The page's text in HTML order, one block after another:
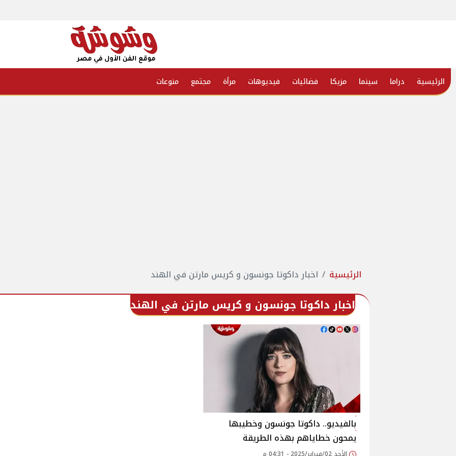
الرئيسية دراما سينما مزيكا فضائيات فيديوهات مرأة مجتمع منوعات
الرئيسية اخبار داكوتا جونسون و كريس مارتن في الهند
اخبار داكوتا جونسون و كريس مارتن في الهند
بالفيديو.. داكوتا جونسون وخطيبها
يمحون خطاياهم بهذه الطريقة